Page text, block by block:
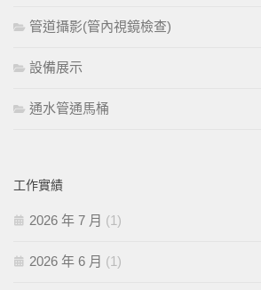
管道攝影(管內視鏡檢查)
設備展示
通水管通馬桶
工作實績
2026 年 7 月 (1)
2026 年 6 月 (1)